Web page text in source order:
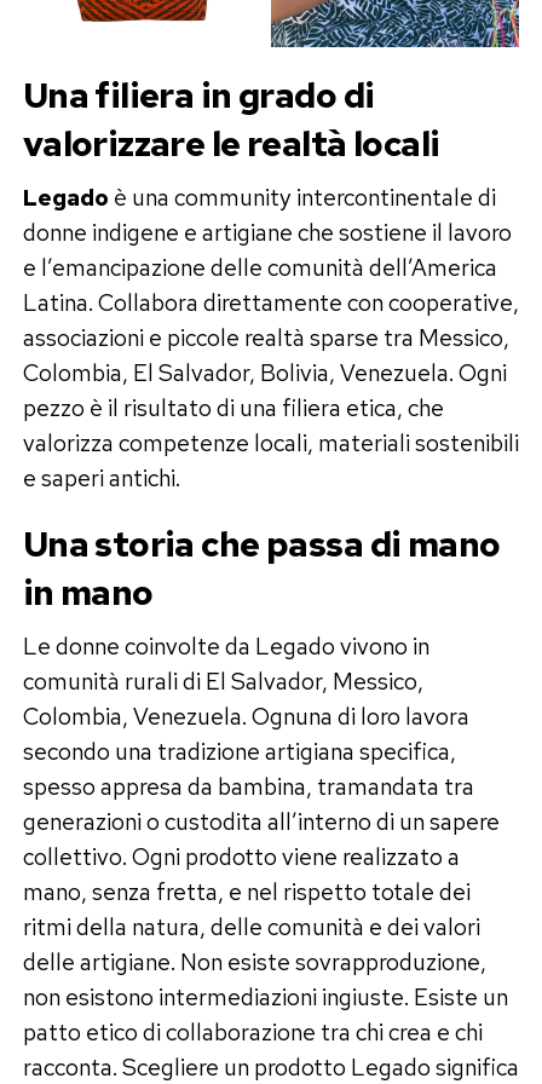
Una filiera in grado di
valorizzare le realtà locali
Legado è una community intercontinentale di
donne indigene e artigiane che sostiene il lavoro
e l’emancipazione delle comunità dell’America
Latina. Collabora direttamente con cooperative,
associazioni e piccole realtà sparse tra Messico,
Colombia, El Salvador, Bolivia, Venezuela. Ogni
pezzo è il risultato di una filiera etica, che
valorizza competenze locali, materiali sostenibili
e saperi antichi.
Una storia che passa di mano
in mano
Le donne coinvolte da Legado vivono in
comunità rurali di El Salvador, Messico,
Colombia, Venezuela. Ognuna di loro lavora
secondo una tradizione artigiana specifica,
spesso appresa da bambina, tramandata tra
generazioni o custodita all’interno di un sapere
collettivo. Ogni prodotto viene realizzato a
mano, senza fretta, e nel rispetto totale dei
ritmi della natura, delle comunità e dei valori
delle artigiane. Non esiste sovrapproduzione,
non esistono intermediazioni ingiuste. Esiste un
patto etico di collaborazione tra chi crea e chi
racconta. Scegliere un prodotto Legado significa